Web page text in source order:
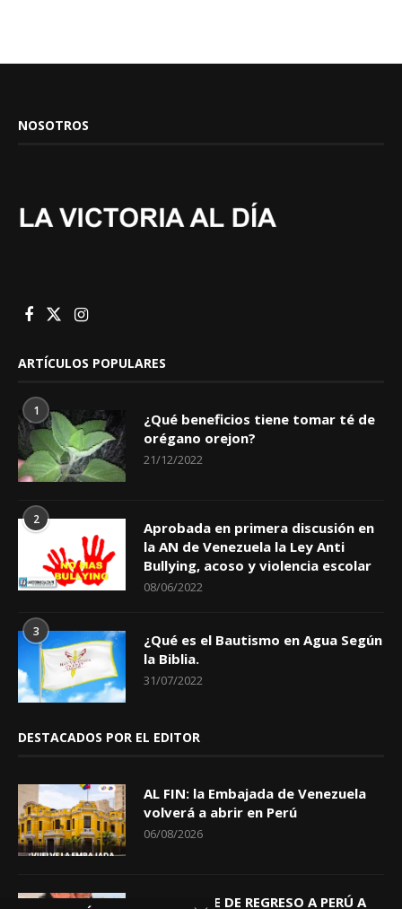
NOSOTROS
ARTÍCULOS POPULARES
1
¿Qué beneficios tiene tomar té de
orégano orejon?
21/12/2022
2
Aprobada en primera discusión en
la AN de Venezuela la Ley Anti
Bullying, acoso y violencia escolar
08/06/2022
3
¿Qué es el Bautismo en Agua Según
la Biblia.
31/07/2022
DESTACADOS POR EL EDITOR
AL FIN: la Embajada de Venezuela
volverá a abrir en Perú
06/08/2026
KEIKO TRAE DE REGRESO A PERÚ A